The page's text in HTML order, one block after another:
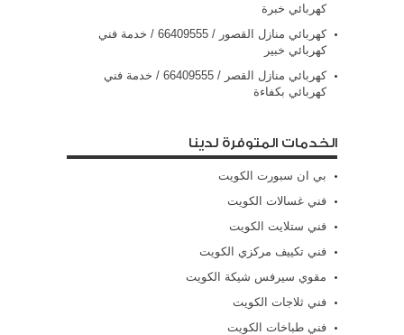
كهربائي خبرة
كهربائي منازل القصور / 66409555 / خدمة فني
كهربائي خبير
كهربائي منازل القصر / 66409555 / خدمة فني
كهربائي بكفاءة
الخدمات المتوفرة لدينا
بي ان سبورت الكويت
فني غسالات الكويت
فني ستلايت الكويت
فني تكييف مركزي الكويت
مقوي سيرفس شيكة الكويت
فني ثلاجات الكويت
فني طباخات الكويت